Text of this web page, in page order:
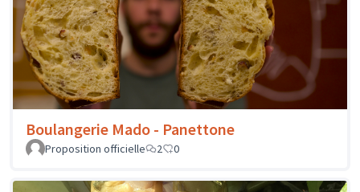
Boulangerie Mado - Panettone
Proposition officielle 2 0